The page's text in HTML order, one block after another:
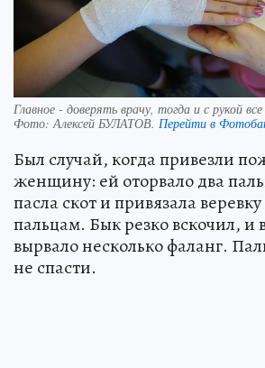
Главное - доверять врачу, тогда и с рукой
Фото:Алексей БУЛАТОВ. Перейти в
Был случай, когда привезли
женщину: ей оторвало два
пасла скот и привязала
пальцам. Бык резко вскочил, и
вырвало несколько фаланг.
не спасти.